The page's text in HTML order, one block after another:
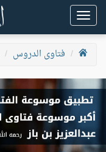
Toggle
navigation
فتاوى الدروس